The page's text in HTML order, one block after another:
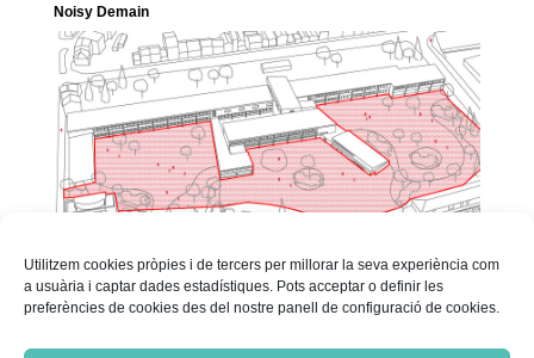
Utilitzem cookies pròpies i de tercers per millorar la seva experiència com
a usuària i captar dades estadístiques. Pots acceptar o definir les
preferències de cookies des del nostre panell de configuració de cookies.
Noisy Demain